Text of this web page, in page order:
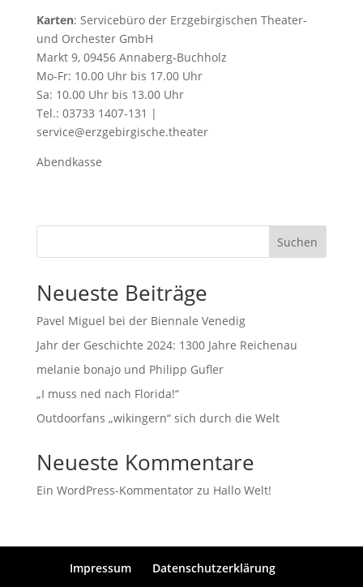
Karten: Servicebüro der Erzgebirgischen Theater-
und Orchester GmbH
Markt 9, 09456 Annaberg-Buchholz
Mo-Fr: 10.00 Uhr bis 17.00 Uhr
Sa: 10.00 Uhr bis 13.00 Uhr
Tel.: 03733 1407-131 |
service@erzgebirgische.theater
Abendkasse
Suchen
Neueste Beiträge
Pavel Miguel bei der Biennale Venedig
Jahr der Geschichte 2024: 1300 Jahre Reichenau
melanie bonajo und Philipp Gufler
„I muss ned nach Florida!“
Outdoorfans „wikingern“ sich durch die Welt
Neueste Kommentare
Ein WordPress-Kommentatorzu Hallo Welt!
Impressum Datenschutzerklärung